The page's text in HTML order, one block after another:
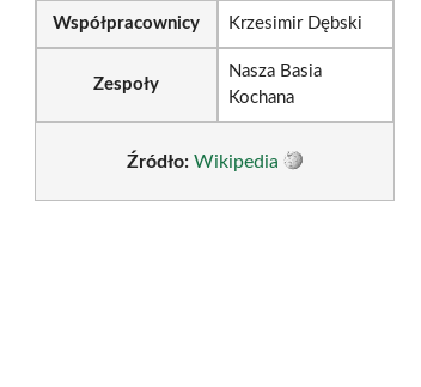
Współpracownicy Krzesimir Dębski
Zespoły
Nasza Basia
Kochana
Źródło: Wikipedia